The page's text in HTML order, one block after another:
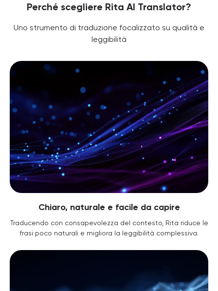
Perché scegliere Rita AI Translator?
Uno strumento di traduzione focalizzato su qualità e
leggibilità
Chiaro, naturale e facile da capire
Traducendo con consapevolezza del contesto, Rita riduce le
frasi poco naturali e migliora la leggibilità complessiva.